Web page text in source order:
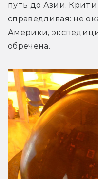
путь до Азии.
справедливая: не
Америки,
обречена.